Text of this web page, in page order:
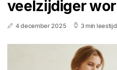
veelzijdiger wor
4 december 2025 3 min leestijd